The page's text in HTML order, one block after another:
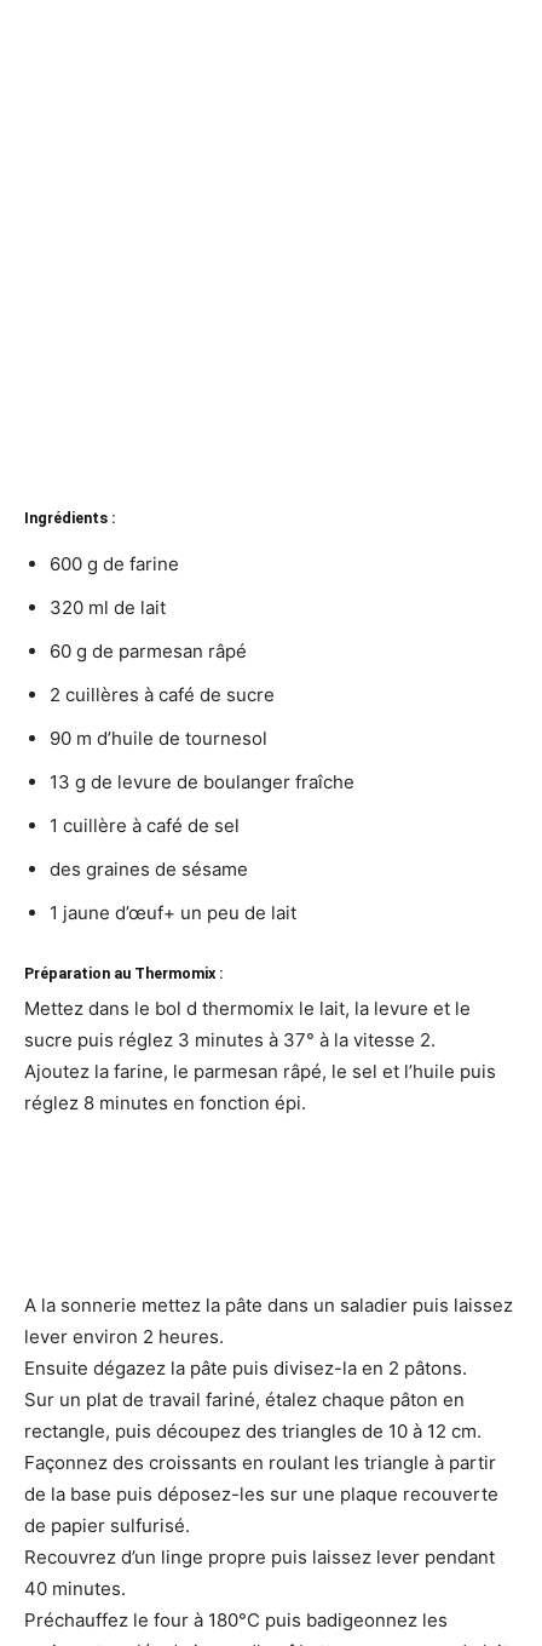
Ingrédients :
600 g de farine
320 ml de lait
60 g de parmesan râpé
2 cuillères à café de sucre
90 m d’huile de tournesol
13 g de levure de boulanger fraîche
1 cuillère à café de sel
des graines de sésame
1 jaune d’œuf+ un peu de lait
Préparation au Thermomix :
Mettez dans le bol d thermomix le lait, la levure et le
sucre puis réglez 3 minutes à 37° à la vitesse 2.
Ajoutez la farine, le parmesan râpé, le sel et l’huile puis
réglez 8 minutes en fonction épi.
A la sonnerie mettez la pâte dans un saladier puis laissez
lever environ 2 heures.
Ensuite dégazez la pâte puis divisez-la en 2 pâtons.
Sur un plat de travail fariné, étalez chaque pâton en
rectangle, puis découpez des triangles de 10 à 12 cm.
Façonnez des croissants en roulant les triangle à partir
de la base puis déposez-les sur une plaque recouverte
de papier sulfurisé.
Recouvrez d’un linge propre puis laissez lever pendant
40 minutes.
Préchauffez le four à 180°C puis badigeonnez les